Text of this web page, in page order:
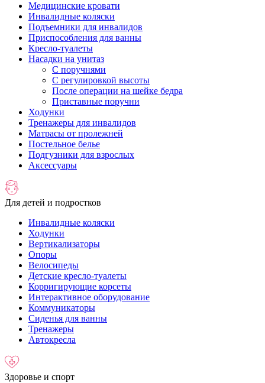
Медицинские кровати
Инвалидные коляски
Подъемники для инвалидов
Приспособления для ванны
Кресло-туалеты
Насадки на унитаз
С поручнями
С регулировкой высоты
После операции на шейке бедра
Приставные поручни
Ходунки
Тренажеры для инвалидов
Матрасы от пролежней
Постельное белье
Подгузники для взрослых
Аксессуары
Для детей и подростков
Инвалидные коляски
Ходунки
Вертикализаторы
Опоры
Велосипеды
Детские кресло-туалеты
Корригирующие корсеты
Интерактивное оборудование
Коммуникаторы
Сиденья для ванны
Тренажеры
Автокресла
Здоровье и спорт